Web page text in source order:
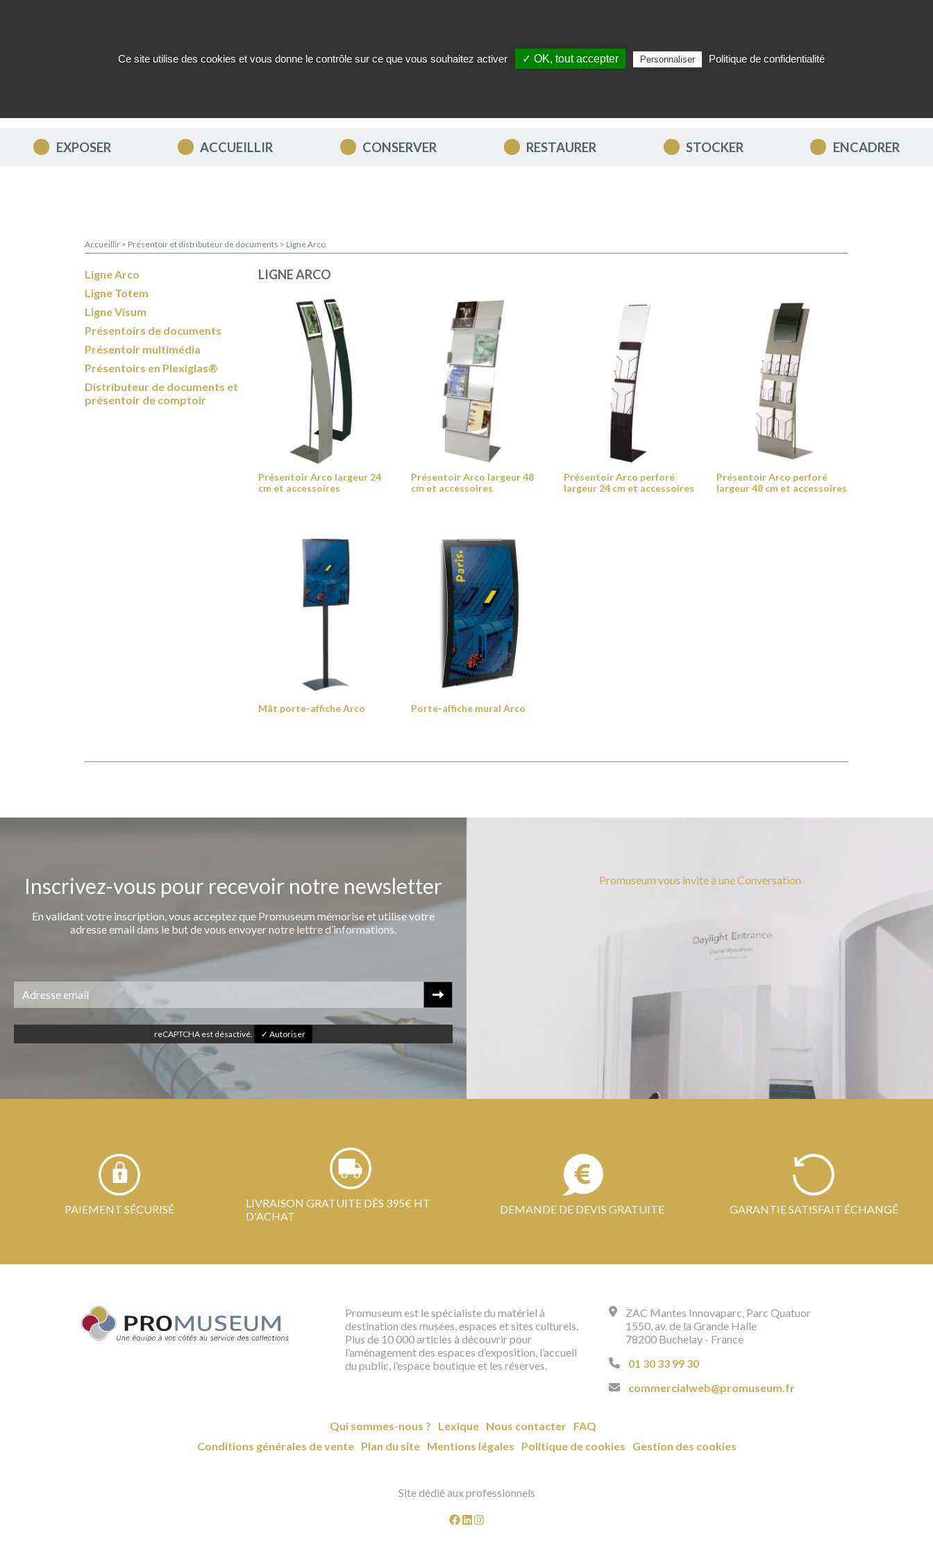
EXPOSER ACCUEILLIR CONSERVER RESTAURER STOCKER ENCADRER
Accueillir > Présentoir et distributeur de documents > Ligne Arco
Ligne Arco
Ligne Totem
Ligne Visum
Présentoirs de documents
Présentoir multimédia
Présentoirs en Plexiglas®
Distributeur de documents et
présentoir de comptoir
LIGNE ARCO
Présentoir Arco largeur 24
cm et accessoires
Présentoir Arco largeur 48
cm et accessoires
Présentoir Arco perforé
largeur 24 cm et accessoires
Présentoir Arco perforé
largeur 48 cm et accessoires
Mât porte-affiche Arco Porte-affiche mural Arco
Inscrivez-vous pour recevoir notre newsletter
En validant votre inscription, vous acceptez que Promuseum mémorise et utilise votre
adresse email dans le but de vous envoyer notre lettre d’informations.
reCAPTCHA est désactivé. ✓ Autoriser
Promuseum vous invite à une Conversation
PAIEMENT SÉCURISÉ
LIVRAISON GRATUITE DÈS 395€ HT
D'ACHAT
DEMANDE DE DEVIS GRATUITE GARANTIE SATISFAIT ÉCHANGÉ
Promuseum est le spécialiste du matériel à
destination des musées, espaces et sites culturels.
Plus de 10 000 articles à découvrir pour
l’aménagement des espaces d’exposition, l’accueil
du public, l’espace boutique et les réserves.
ZAC Mantes Innovaparc, Parc Quatuor
1550, av. de la Grande Halle
78200 Buchelay - France
01 30 33 99 30
commercialweb@promuseum.fr
Qui sommes-nous ? Lexique Nous contacter FAQ
Conditions générales de vente
Plan du site Mentions légales Politique de cookies Gestion des cookies
Site dédié aux professionnels
Ce site utilise des cookies et vous donne le contrôle sur ce que vous souhaitez activer ✓ OK, tout accepter Personnaliser Politique de confidentialité